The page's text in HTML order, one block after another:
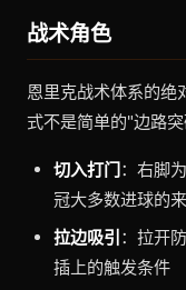
战术角色
恩里克战术体系的绝
式不是简单的"边路
切入打门 ：右脚
冠大多数进球的
拉边吸引 ：拉开
插上的触发条件